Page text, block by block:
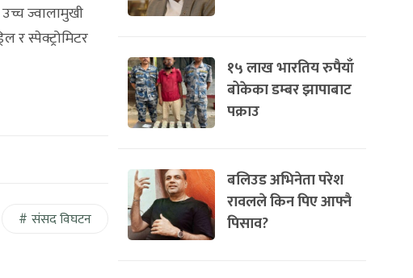
ज्वालामुखी
र स्पेक्ट्रोमिटर
संसद विघटन
१५ लाख भारतिय रुपैयाँ
बोकेका डम्बर झापाबाट
पक्राउ
बलिउड अभिनेता परेश
रावलले किन पिए आफ्नै
पिसाव?